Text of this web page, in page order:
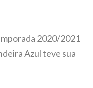
2020/2021
Azul teve sua